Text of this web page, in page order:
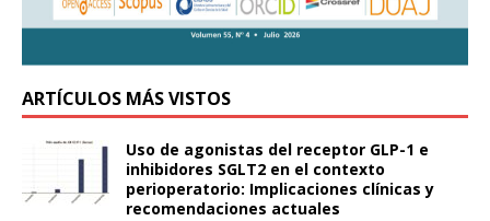
ARTÍCULOS MÁS VISTOS
Uso de agonistas del receptor GLP-1 e
inhibidores SGLT2 en el contexto
perioperatorio: Implicaciones clínicas y
recomendaciones actuales